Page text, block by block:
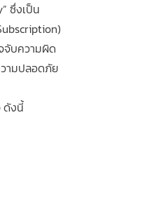
ซึ่งเป็น
จับความผิด
ามปลอดภัย
ดังนี้